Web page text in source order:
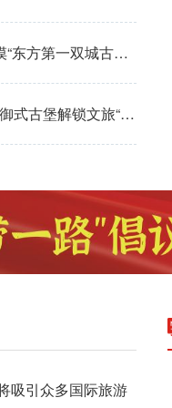
海外华文媒体走进皇城相府 触摸“东方第一双城古堡”建筑群
山西晋城湘峪古堡：400余年防御式古堡解锁文旅“新密码”
吸引众多国际旅游